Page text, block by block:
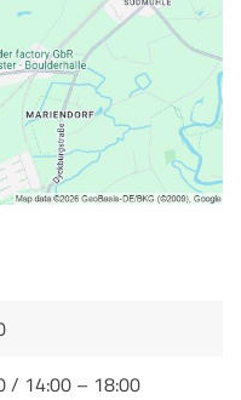
/ 14:00 – 18:00